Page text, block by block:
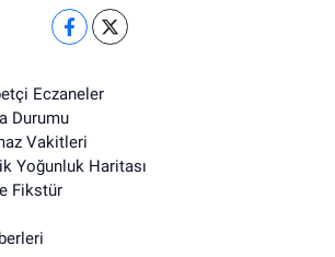
Eczaneler
Durumu
Vakitleri
Yoğunluk Haritası
Fikstür